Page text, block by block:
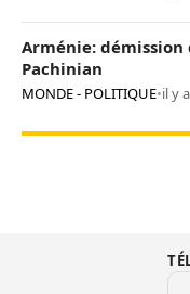
Arménie:
Pachinian
MONDE - POLITIQUE•il y